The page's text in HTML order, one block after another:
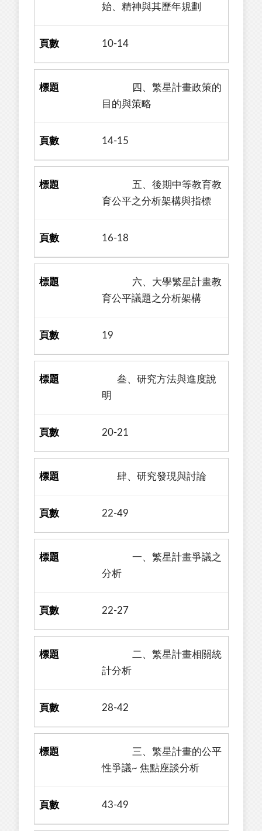
始、精神與其歷年規劃
10-14
四、繁星計畫政策的
目的與策略
14-15
五、後期中等教育教
育公平之分析架構與指標
16-18
六、大學繁星計畫教
育公平議題之分析架構
19
叁、研究方法與進度說
明
20-21
肆、研究發現與討論
22-49
一、繁星計畫爭議之
分析
22-27
二、繁星計畫相關統
計分析
28-42
三、繁星計畫的公平
性爭議~ 焦點座談分析
43-49